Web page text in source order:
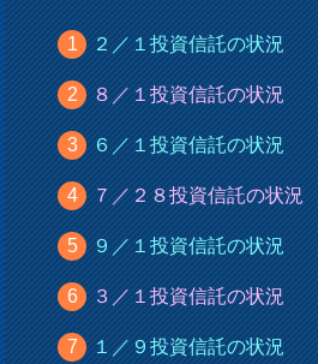
２／１投資信託の状況
８／１投資信託の状況
６／１投資信託の状況
７／２８投資信託の状況
９／１投資信託の状況
３／１投資信託の状況
１／９投資信託の状況